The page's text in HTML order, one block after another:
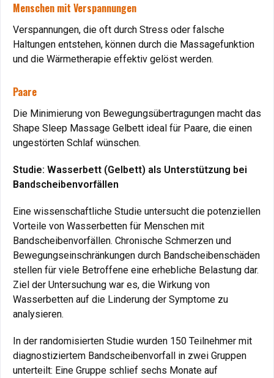
Hochwertige Materialien: Langlebigkeit und Stabilität
sind garantiert.
Fazit: Gelbett – Ihre Lösung für gesunden Schlaf und
DasShape Sleep Massage Gel-Wasserbett mit
Carbon-Wärmetherapie
ist mehr als nur ein Bett. Es ist
eine Lösung für zahlreiche Beschwerden:
Rückenschmerzen ,Bandscheibenvorfälle Arthrose
mehr.
Verbesserung der Schlafqualität
beiSchlaflosigkeitund
vonDruckgeschwüren .
Nutzen Sie jetzt das risikofreie Angebot vonGELBETT-
DIREKT.DE: Testen Sie das Gelbett 3 Monate lang und
erleben Sie den Unterschied – für nur € 300
Nutzungsgebühr bei Rückgabe. Spüren Sie selbst, wie
das Gelbett Ihr Leben verändert!
Menschen mit Verspannungen
Verspannungen, die oft durch Stress oder falsche
Haltungen entstehen, können durch die Massagefunktion
und die Wärmetherapie effektiv gelöst werden.
Paare
Die Minimierung von Bewegungsübertragungen macht das
Shape Sleep Massage Gelbett ideal für Paare, die einen
ungestörten Schlaf wünschen.
Studie: Wasserbett (Gelbett) als Unterstützung bei
Bandscheibenvorfällen
Eine wissenschaftliche Studie untersucht die potenziellen
Vorteile von Wasserbetten für Menschen mit
Bandscheibenvorfällen. Chronische Schmerzen und
Bewegungseinschränkungen durch Bandscheibenschäden
stellen für viele Betroffene eine erhebliche Belastung dar.
Ziel der Untersuchung war es, die Wirkung von
Wasserbetten auf die Linderung der Symptome zu
analysieren.
In der randomisierten Studie wurden 150 Teilnehmer mit
diagnostiziertem Bandscheibenvorfall in zwei Gruppen
unterteilt: Eine Gruppe schlief sechs Monate auf